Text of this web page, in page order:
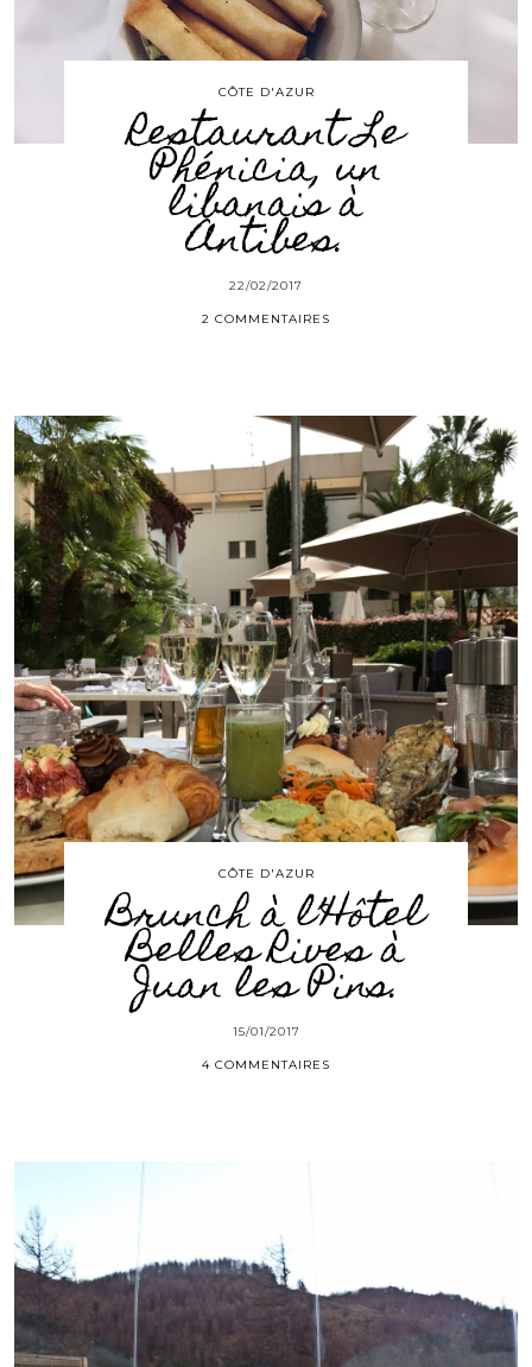
CÔTE D'AZUR
Restaurant Le
Phénicia, un
libanais à
Antibes.
22/02/2017
2 COMMENTAIRES
CÔTE D'AZUR
Brunch à l’Hôtel
Belles Rives à
Juan les Pins.
15/01/2017
4 COMMENTAIRES